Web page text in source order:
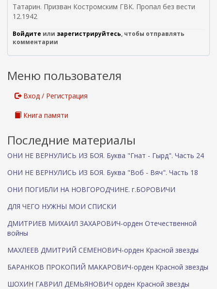
к
)
Татарин. Призван Костромским ГВК. Пропал без вести
12.1942
Войдите или зарегистрируйтесь, чтобы отправлять
комментарии
Меню пользователя
Вход / Регистрация
Книга памяти
Последние материалы
ОНИ НЕ ВЕРНУЛИСЬ ИЗ БОЯ. Буква "Гнат - Гырд". Часть 24
ОНИ НЕ ВЕРНУЛИСЬ ИЗ БОЯ. Буква "Воб - Вяч". Часть 18
ОНИ ПОГИБЛИ НА НОВГОРОДЧИНЕ. г.БОРОВИЧИ
ДЛЯ ЧЕГО НУЖНЫ МОИ СПИСКИ
ДМИТРИЕВ МИХАИЛ ЗАХАРОВИЧ-орден Отечественной
войны
МАХЛЕЕВ ДМИТРИЙ СЕМЕНОВИЧ-орден Красной звезды
БАРАНКОВ ПРОКОПИЙ МАКАРОВИЧ-орден Красной звезды
ШОХИН ГАВРИЛ ДЕМЬЯНОВИЧ орден Красной звезды